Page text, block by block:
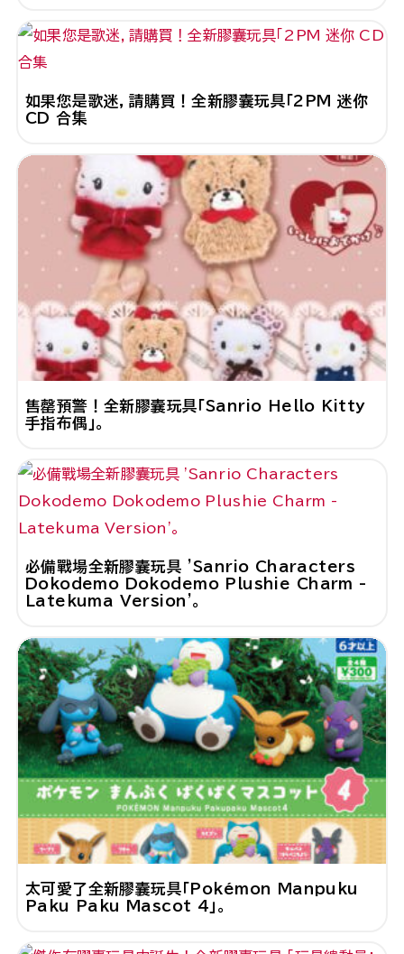
如果您是歌迷，請購買！全新膠囊玩具「2PM 迷你
CD 合集
售罄預警！全新膠囊玩具「Sanrio Hello Kitty
手指布偶」。
必備戰場全新膠囊玩具 'Sanrio Characters
Dokodemo Dokodemo Plushie Charm -
Latekuma Version'。
太可愛了全新膠囊玩具「Pokémon Manpuku
Paku Paku Mascot 4」。